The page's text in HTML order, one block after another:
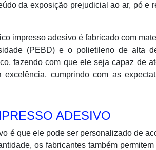
da exposição prejudicial ao ar, pó e
impresso adesivo é fabricado com
(PEBD) e o polietileno de alta
fazendo com que ele seja capaz de
cumprindo com as
ADESIVO
é que ele pode ser personalizado de
os fabricantes também